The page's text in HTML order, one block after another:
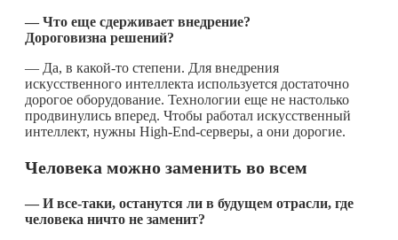
— Что еще сдерживает внедрение?
Дороговизна решений?
— Да, в какой-то степени. Для внедрения
искусственного интеллекта используется достаточно
дорогое оборудование. Технологии еще не настолько
продвинулись вперед. Чтобы работал искусственный
интеллект, нужны High-End-серверы, а они дорогие.
Человека можно заменить во всем
— И все-таки, останутся ли в будущем отрасли, где
человека ничто не заменит?